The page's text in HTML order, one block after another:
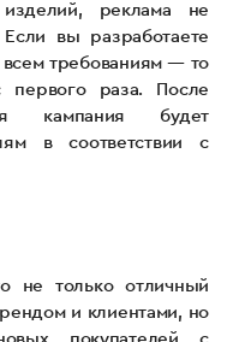
реклама не
вы разработаете
всем требованиям — то
первого раза. После
кампания будет
в соответствии с
не только отличный
и клиентами, но